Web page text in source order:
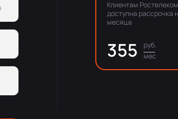
Клиентам Ростелеком
доступна рассрочка
месяца
355
руб.
мес